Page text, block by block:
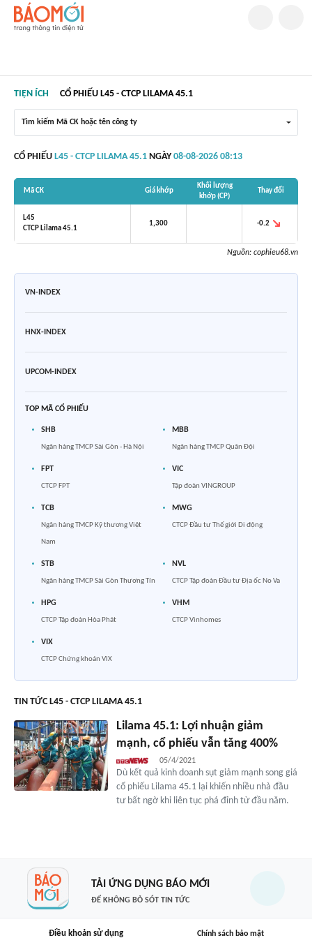
TIỆN ÍCH CỔ PHIẾU L45 - CTCP LILAMA 45.1
Tìm kiếm Mã CK hoặc tên công ty
CỔ PHIẾU L45 - CTCP LILAMA 45.1 NGÀY 08-08-2026 08:13
Mã CK Giá khớp
Khối lượng
khớp (CP)
Thay đổi
L45
CTCP Lilama 45.1
1,300 -0.2
Nguồn: cophieu68.vn
VN-INDEX
HNX-INDEX
UPCOM-INDEX
TOP MÃ CỔ PHIẾU
SHB
Ngân hàng TMCP Sài Gòn - Hà Nội
MBB
Ngân hàng TMCP Quân Đội
FPT
CTCP FPT
VIC
Tập đoàn VINGROUP
TCB
Ngân hàng TMCP Kỹ thương Việt
Nam
MWG
CTCP Đầu tư Thế giới Di động
STB
Ngân hàng TMCP Sài Gòn Thương Tín
NVL
CTCP Tập đoàn Đầu tư Địa ốc No Va
HPG
CTCP Tập đoàn Hòa Phát
VHM
CTCP Vinhomes
VIX
CTCP Chứng khoán VIX
TIN TỨC L45 - CTCP LILAMA 45.1
Lilama 45.1: Lợi nhuận giảm
mạnh, cổ phiếu vẫn tăng 400%
05/4/2021
Dù kết quả kinh doanh sụt giảm mạnh song giá
cổ phiếu Lilama 45.1 lại khiến nhiều nhà đầu
tư bất ngờ khi liên tục phá đỉnh từ đầu năm.
TẢI ỨNG DỤNG BÁO MỚI
ĐỂ KHÔNG BỎ SÓT TIN TỨC
Điều khoản sử dụng Chính sách bảo mật